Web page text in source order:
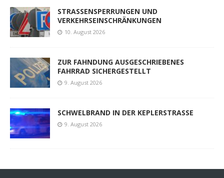
STRASSENSPERRUNGEN UND
VERKEHRSEINSCHRÄNKUNGEN
10. August 2026
ZUR FAHNDUNG AUSGESCHRIEBENES
FAHRRAD SICHERGESTELLT
9. August 2026
SCHWELBRAND IN DER KEPLERSTRASSE
9. August 2026